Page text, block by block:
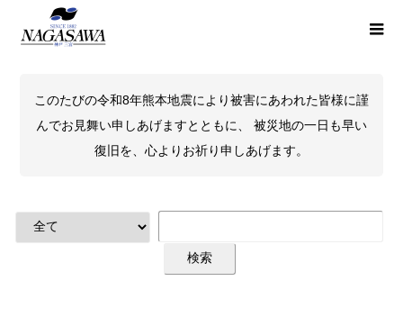
このたびの令和8年熊本地震により被害にあわれた皆様に謹
んでお見舞い申しあげますとともに、 被災地の一日も早い
復旧を、心よりお祈り申しあげます。